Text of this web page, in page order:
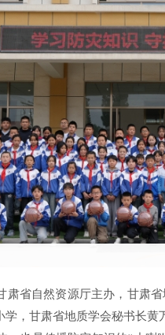
肃省自然资源厅主办，甘肃
，甘肃省地质学会秘书长黄